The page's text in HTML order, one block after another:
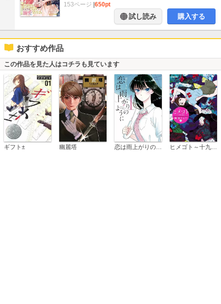
153ページ |650pt
試し読み 購入する
おすすめ作品
この作品を見た人はコチラも見ています
ギフト± 幽麗塔 ヒメゴト～十九歳の制服～